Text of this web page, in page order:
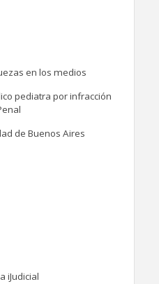
en los medios
pediatra por infracción
de Buenos Aires
iJudicial